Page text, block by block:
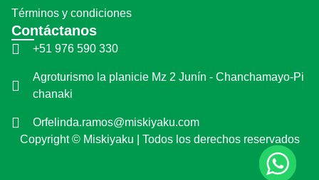
Términos y condiciones
Contáctanos
+51 976 590 330
Agroturismo la planicie Mz 2 Junín - Chanchamayo-Pi
chanaki
Orfelinda.ramos@miskiyaku.com
Copyright © Miskiyaku | Todos los derechos reservados